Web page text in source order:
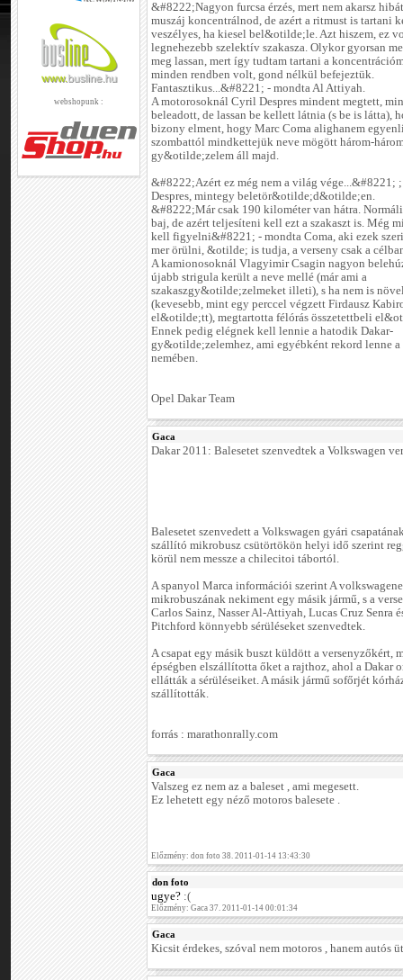
webshopunk :
&#8222;Nagyon furcsa érzés, mert nem akarsz
muszáj koncentrálnod, de azért a ritmust is tartani
veszélyes, ha kiesel bel&otilde;le. Azt hiszem, ez
legnehezebb szelektív szakasza. Olykor gyorsan
meg lassan, mert így tudtam tartani a
minden rendben volt, gond nélkül befejeztük.
Fantasztikus...&#8221; - mondta Al Attiyah.
A motorosoknál Cyril Despres mindent megtett,
beleadott, de lassan be kellett látnia (s be is látta),
bizony elment, hogy Marc Coma alighanem
szombattól mindkettejük neve mögött három-
gy&otilde;zelem áll majd.
&#8222;Azért ez még nem a világ vége...&#8221;
Despres, mintegy beletör&otilde;d&otilde;en.
&#8222;Már csak 190 kilométer van hátra.
baj, de azért teljesíteni kell ezt a szakaszt is. Még
kell figyelni&#8221; - mondta Coma, aki ezek
mer örülni, &otilde; is tudja, a verseny csak a
A kamionosoknál Vlagyimir Csagin nagyon
újabb strigula került a neve mellé (már ami a
szakaszgy&otilde;zelmeket illeti), s ha nem is
(kevesebb, mint egy perccel végzett Firdausz
el&otilde;tt), megtartotta félórás összetettbeli
Ennek pedig elégnek kell lennie a hatodik Dakar-
gy&otilde;zelemhez, ami egyébként rekord lenne a
nemében.
Opel Dakar Team
Gaca
Dakar 2011: Balesetet szenvedtek a Volkswagen
Balesetet szenvedett a Volkswagen gyári
szállító mikrobusz csütörtökön helyi idő szerint
körül nem messze a chilecitoi tábortól.
A spanyol Marca információi szerint A
mikrobuszának nekiment egy másik jármű, s a
Carlos Sainz, Nasser Al-Attiyah, Lucas Cruz Senra
Pitchford könnyebb sérüléseket szenvedtek.
A csapat egy másik buszt küldött a versenyzőkért,
épségben elszállította őket a rajthoz, ahol a Dakar
ellátták a sérüléseiket. A másik jármű sofőrjét
szállították.
forrás : marathonrally.com
Gaca
Valszeg ez nem az a baleset , ami megesett.
Ez lehetett egy néző motoros balesete .
Előzmény: don foto 38. 2011-01-14 13:43:30
don foto
ugye? :(
Előzmény: Gaca 37. 2011-01-14 00:01:34
Gaca
Kicsit érdekes, szóval nem motoros , hanem autós